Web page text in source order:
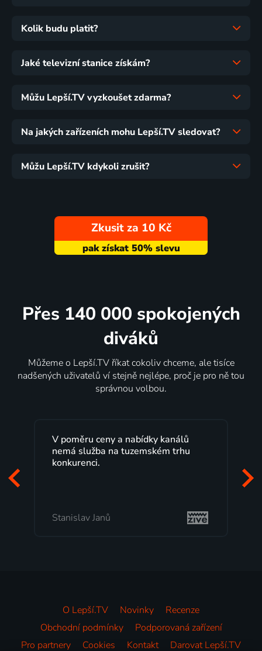
Kolik budu platit?
Jaké televizní stanice získám?
Můžu Lepší.TV vyzkoušet zdarma?
Na jakých zařízeních mohu Lepší.TV sledovat?
Můžu Lepší.TV kdykoli zrušit?
Zkusit za 10 Kč
Přes 140 000 spokojených
diváků
Můžeme o Lepší.TV říkat cokoliv chceme, ale tisíce
nadšených uživatelů ví stejně nejlépe, proč je pro ně tou
správnou volbou.
Lepší.TV sleduji už několik let s
maximální spokojeností. Velký výběr
programů a nemuset běžet k TV na
Milada Tomešová
O Lepší.TV Novinky
Recenze
Obchodní podmínky
Podporovaná zařízení
Pro partnery
Cookies Kontakt Darovat Lepší.TV